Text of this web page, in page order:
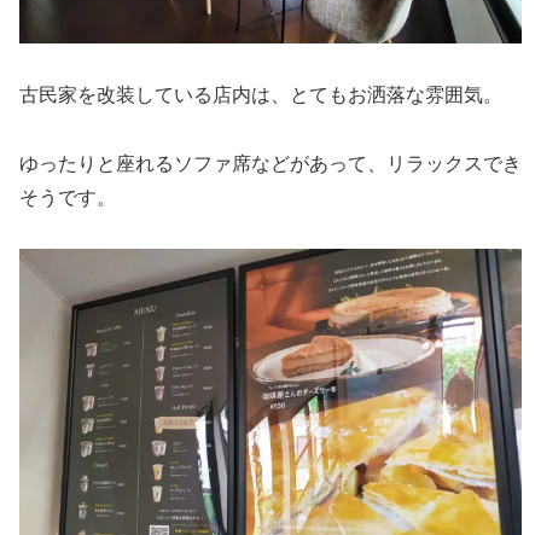
古民家を改装している店内は、とてもお洒落な雰囲気。
ゆったりと座れるソファ席などがあって、リラックスでき
そうです。